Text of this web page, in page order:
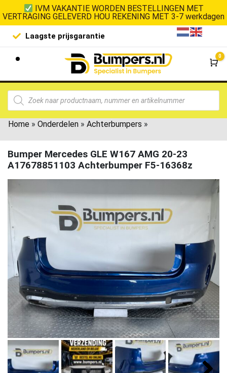
IVM VAKANTIE WORDEN BESTELLINGEN MET
VERTRAGING GELEVERD HOU REKENING MET 3-7 werkdagen
Laagste prijsgarantie De
0
Home » Onderdelen » Achterbumpers »
Bumper Mercedes GLE W167 AMG 20-23
A17678851103 Achterbumper F5-16368z